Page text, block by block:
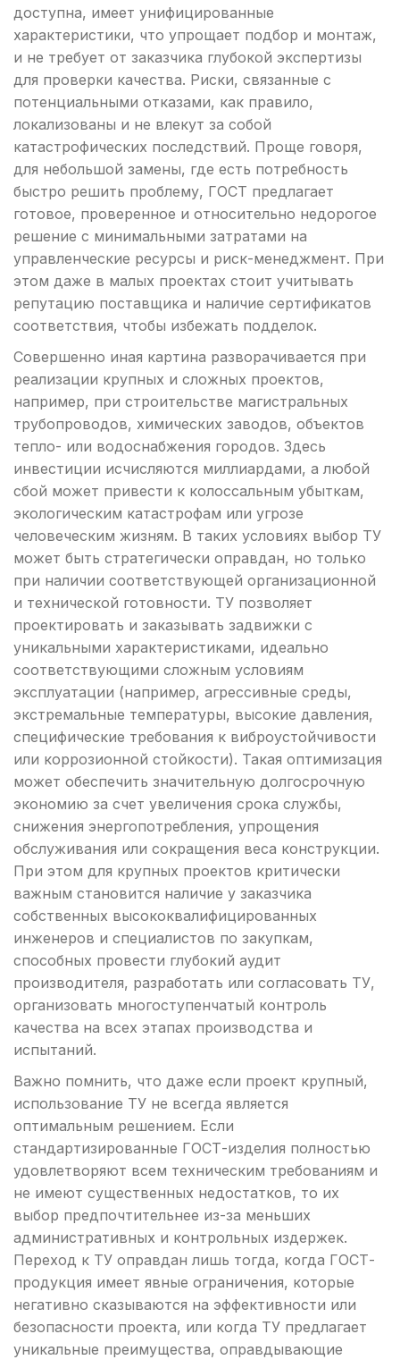
доступна, имеет унифицированные
характеристики, что упрощает подбор и монтаж,
и не требует от заказчика глубокой экспертизы
для проверки качества. Риски, связанные с
потенциальными отказами, как правило,
локализованы и не влекут за собой
катастрофических последствий. Проще говоря,
для небольшой замены, где есть потребность
быстро решить проблему, ГОСТ предлагает
готовое, проверенное и относительно недорогое
решение с минимальными затратами на
управленческие ресурсы и риск-менеджмент. При
этом даже в малых проектах стоит учитывать
репутацию поставщика и наличие сертификатов
соответствия, чтобы избежать подделок.
Совершенно иная картина разворачивается при
реализации крупных и сложных проектов,
например, при строительстве магистральных
трубопроводов, химических заводов, объектов
тепло- или водоснабжения городов. Здесь
инвестиции исчисляются миллиардами, а любой
сбой может привести к колоссальным убыткам,
экологическим катастрофам или угрозе
человеческим жизням. В таких условиях выбор ТУ
может быть стратегически оправдан, но только
при наличии соответствующей организационной
и технической готовности. ТУ позволяет
проектировать и заказывать задвижки с
уникальными характеристиками, идеально
соответствующими сложным условиям
эксплуатации (например, агрессивные среды,
экстремальные температуры, высокие давления,
специфические требования к виброустойчивости
или коррозионной стойкости). Такая оптимизация
может обеспечить значительную долгосрочную
экономию за счет увеличения срока службы,
снижения энергопотребления, упрощения
обслуживания или сокращения веса конструкции.
При этом для крупных проектов критически
важным становится наличие у заказчика
собственных высококвалифицированных
инженеров и специалистов по закупкам,
способных провести глубокий аудит
производителя, разработать или согласовать ТУ,
организовать многоступенчатый контроль
качества на всех этапах производства и
испытаний.
Важно помнить, что даже если проект крупный,
использование ТУ не всегда является
оптимальным решением. Если
стандартизированные ГОСТ-изделия полностью
удовлетворяют всем техническим требованиям и
не имеют существенных недостатков, то их
выбор предпочтительнее из-за меньших
административных и контрольных издержек.
Переход к ТУ оправдан лишь тогда, когда ГОСТ-
продукция имеет явные ограничения, которые
негативно сказываются на эффективности или
безопасности проекта, или когда ТУ предлагает
уникальные преимущества, оправдывающие